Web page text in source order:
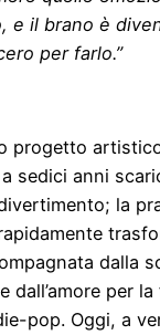
e il brano è
per farlo.”
progetto
sedici anni
la
dalla
dall’amore per
pop. Oggi, a